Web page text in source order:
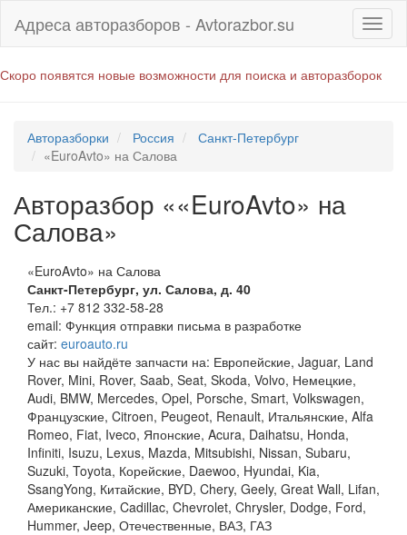
Адреса авторазборов - Avtorazbor.su
Скоро появятся новые возможности для поиска и авторазборок
Авторазборки Россия
Санкт-Петербург
«EuroAvto» на Салова
Авторазбор ««EuroAvto» на
Салова»
«EuroAvto» на Салова
Санкт-Петербург, ул. Салова, д. 40
Тел.: +7 812 332-58-28
email: Функция отправки письма в разработке
сайт: euroauto.ru
У нас вы найдёте запчасти на: Европейские, Jaguar, Land
Rover, Mini, Rover, Saab, Seat, Skoda, Volvo, Немецкие,
Audi, BMW, Mercedes, Opel, Porsche, Smart, Volkswagen,
Французские, Citroen, Peugeot, Renault, Итальянские, Alfa
Romeo, Fiat, Iveco, Японские, Acura, Daihatsu, Honda,
Infiniti, Isuzu, Lexus, Mazda, Mitsubishi, Nissan, Subaru,
Suzuki, Toyota, Корейские, Daewoo, Hyundai, Kia,
SsangYong, Китайские, BYD, Chery, Geely, Great Wall, Lifan,
Американские, Cadillac, Chevrolet, Chrysler, Dodge, Ford,
Hummer, Jeep, Отечественные, ВАЗ, ГАЗ